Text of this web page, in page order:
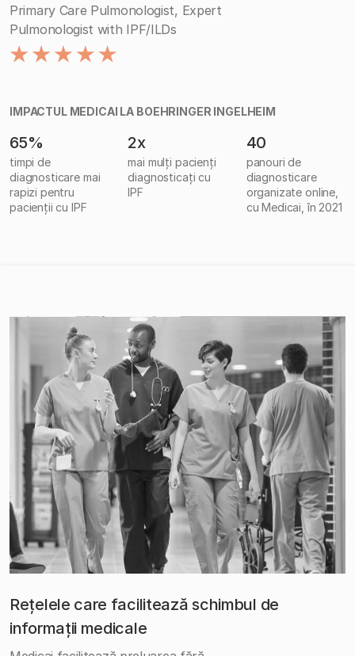
Primary Care Pulmonologist, Expert
Pulmonologist with IPF/ILDs
IMPACTUL MEDICAI LA BOEHRINGER INGELHEIM
65%
timpi de
diagnosticare mai
rapizi pentru
pacienții cu IPF
2x
mai mulți pacienți
diagnosticați cu
IPF
40
panouri de
diagnosticare
organizate online,
cu Medicai, în 2021
Rețelele care facilitează schimbul de
informații medicale